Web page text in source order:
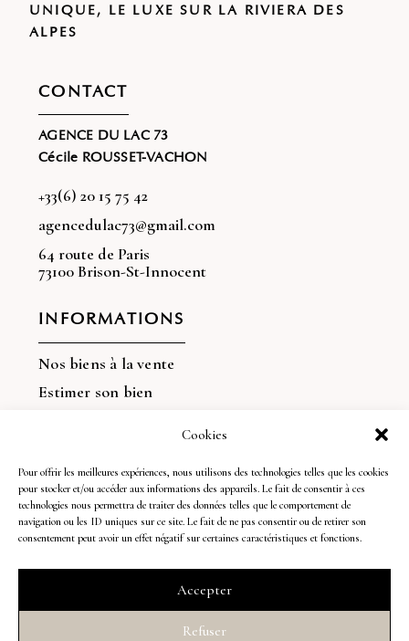
Cookies
Pour offrir les meilleures expériences, nous utilisons des technologies telles que les cookies
pour stocker et/ou accéder aux informations des appareils. Le fait de consentir à ces
technologies nous permettra de traiter des données telles que le comportement de
navigation ou les ID uniques sur ce site. Le fait de ne pas consentir ou de retirer son
consentement peut avoir un effet négatif sur certaines caractéristiques et fonctions.
Accepter
Refuser
UNIQUE, LE LUXE SUR LA RIVIERA DES
ALPES
CONTACT
AGENCE DU LAC 73
Cécile ROUSSET-VACHON
+33(6) 20 15 75 42
agencedulac73@gmail.com
64 route de Paris
73100 Brison-St-Innocent
INFORMATIONS
Nos biens à la vente
Estimer son bien
Découvrir l'agence
REJOIGNEZ-NOUS !
Suivez nos dernières actualités sur les réseaux